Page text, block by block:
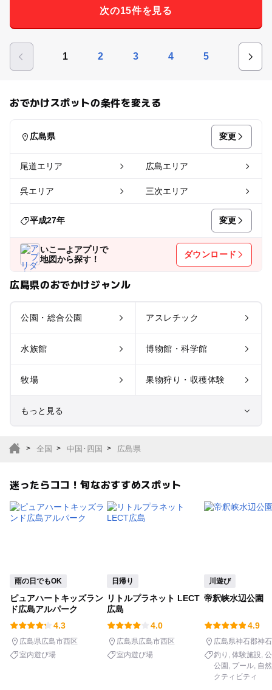
次の15件を見る
1 2 3 4 5
おでかけスポットの条件を変える
広島県 変更
尾道エリア 広島エリア
呉エリア 三次エリア
平成27年 変更
いこーよアプリで
地図から探す！
ダウンロード
広島県のおでかけジャンル
公園・総合公園 アスレチック
水族館 博物館・科学館
牧場 果物狩り・収穫体験
もっと見る
サファリパーク
植物園・フラワーパー
ク
釣り
いちご狩り
潮干狩り 社会見学
全国 中国･四国 広島県
迷ったらココ！旬なおすすめスポット
雨の日でもOK
ピュアハートキッズラン
ド広島アルパーク
4.3
広島県広島市西区
室内遊び場
日帰り
リトルプラネット LECT
広島
4.0
広島県広島市西区
室内遊び場
川遊び
帝釈峡水辺公園
4.9
広島県神石郡神
釣り
体験施設
公園 プール 自
クティビティ